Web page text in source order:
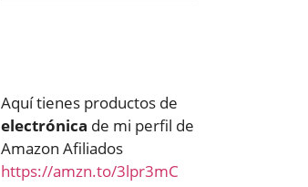
Aquí tienes productos de
electrónica de mi perfil de
Amazon Afiliados
https://amzn.to/3lpr3mC